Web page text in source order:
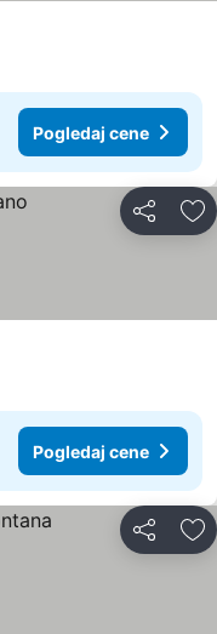
cene
Pogledaj cene
Deli
Pogledaj cene
Deli